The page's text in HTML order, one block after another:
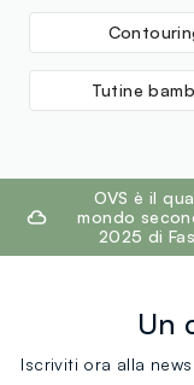
Tutine
footer.ariatitleOVS è il
mondo
2025 di
Un
Iscriviti ora alla